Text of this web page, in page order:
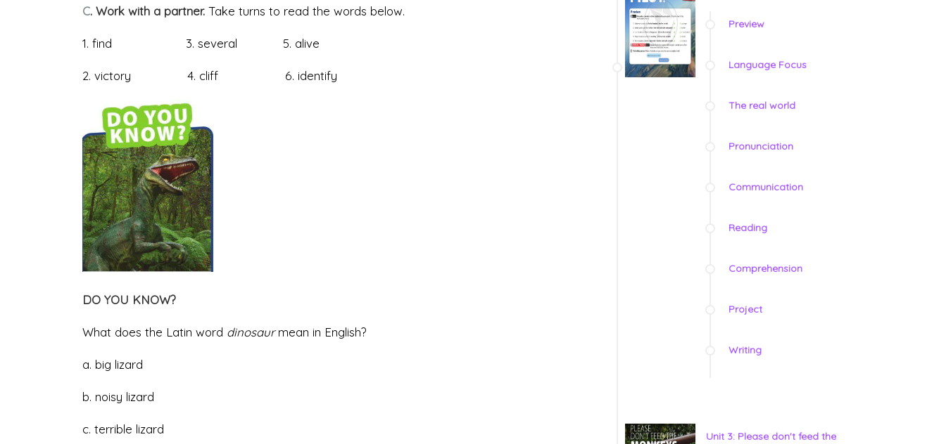
C. Work with a partner. Take turns to read the words below.
1. find 3. several 5. alive
2. victory 4. cliff 6. identify
DO YOU KNOW?
What does the Latin word dinosaurmean in English?
a. big lizard
b. noisy lizard
c. terrible lizard
Preview
Language Focus
The real world
Pronunciation
Communication
Reading
Comprehension
Project
Writing
Unit 3: Please don't feed the